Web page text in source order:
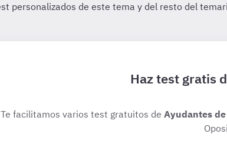
Haz test gratis
Te facilitamos varios test gratuitos de Ayudantes